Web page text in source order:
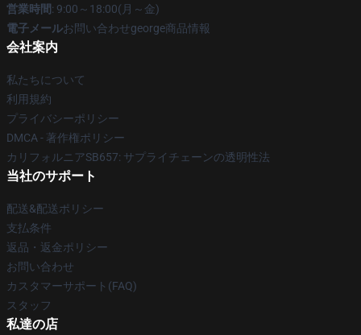
営業時間: 9:00～18:00(月～金)
電子メールお問い合わせgeorge商品情報
会社案内
私たちについて
利用規約
プライバシーポリシー
DMCA - 著作権ポリシー
カリフォルニアSB657: サプライチェーンの透明性法
当社のサポート
配送&配送ポリシー
支払条件
返品・返金ポリシー
お問い合わせ
カスタマーサポート(FAQ)
スタッフ
私達の店